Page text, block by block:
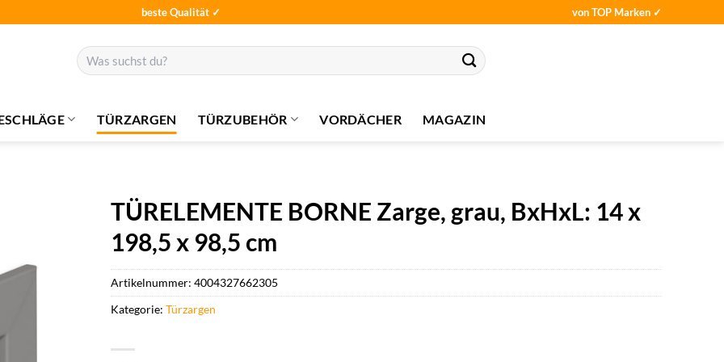
beste Qualität ✓ von TOP Marken ✓
Suchen
nach:
TÜRZARGEN TÜRZUBEHÖR VORDÄCHER MAGAZIN
TÜRELEMENTE BORNE Zarge, grau, BxHxL: 14 x
198,5 x 98,5 cm
Artikelnummer:4004327662305
Kategorie:Türzargen